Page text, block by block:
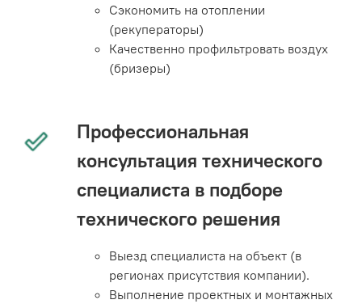
Сэкономить на отоплении
(рекуператоры)
Качественно профильтровать воздух
(бризеры)
Профессиональная
консультация технического
специалиста в подборе
технического решения
Выезд специалиста на объект (в
регионах присутствия компании).
Выполнение проектных и монтажных